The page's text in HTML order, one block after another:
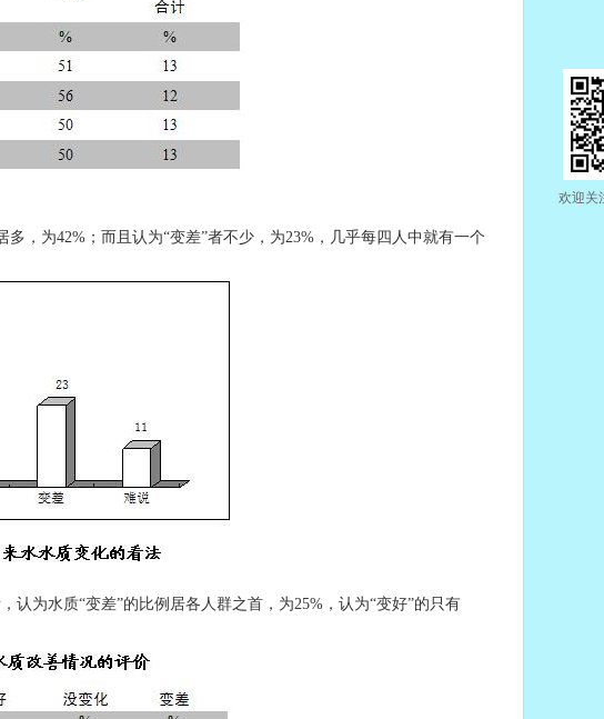
，为42%；而且认为“变差”者不少，为23%，几乎每四人中就有一个
为水质“变差”的比例居各人群之首，为25%，认为“变好”的只有
欢迎关